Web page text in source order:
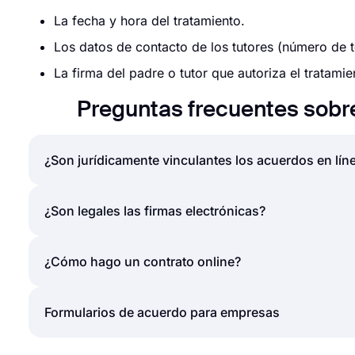
La fecha y hora del tratamiento.
Los datos de contacto de los tutores (número
La firma del padre o tutor que autoriza el
Preguntas frecuentes
¿Son jurídicamente vinculantes los acuerdos en
La respuesta sencilla a esta pregunta es "sí". Los
Estos acuerdos serán tan eficaces como los
las declaraciones o firmen el documento.
¿Son legales las firmas electrónicas?
Las firmas electrónicas se consideran legales en
campo de firma a tu formulario en forms.app,
documento online.
¿Cómo hago un contrato online?
Crear contratos online y formularios de acuerdo es
Formularios de acuerdo para empresas